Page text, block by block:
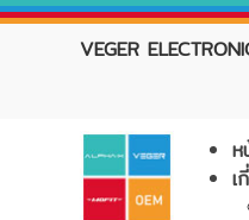
VEGER
ห
เ